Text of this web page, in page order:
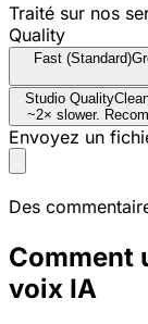
Traité sur nos
Quality
Fast (Standard)
Studio Quality
~2× slower.
Envoyez un
Des
Comment
voix IA